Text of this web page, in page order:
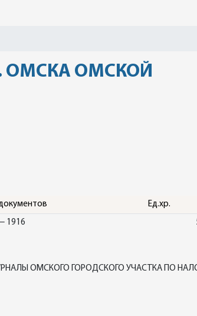
ОМСКА ОМСКОЙ
Ед.хр.
1916
ОМСКОГО ГОРОДСКОГО УЧАСТКА ПО